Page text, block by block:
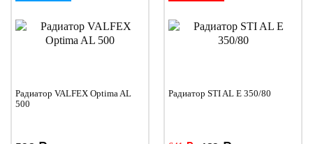
Радиатор VALFEX Optima AL
500
Радиатор STI AL E 350/80